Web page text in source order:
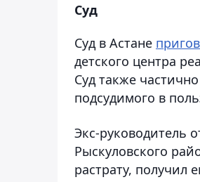
Суд
Суд в Астане
детского центра
Суд также
подсудимого в
Экс-руководитель
Рыскуловского
растрату,